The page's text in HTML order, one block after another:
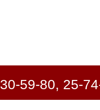
30-59-80, 25-